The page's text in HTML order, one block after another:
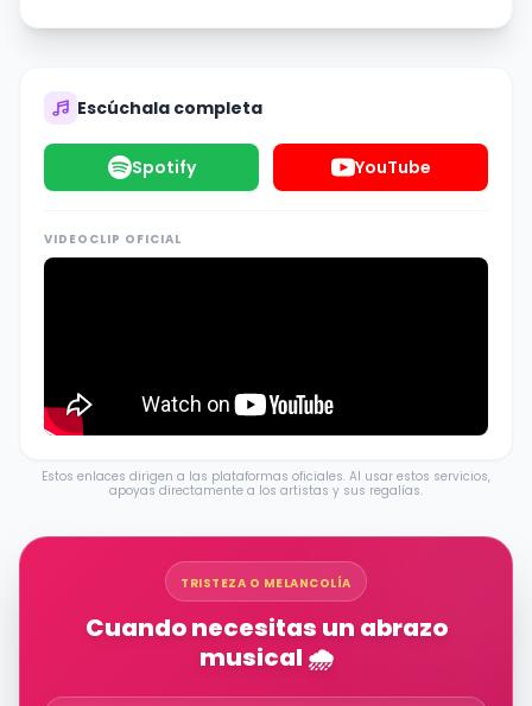
Escúchala completa
Spotify YouTube
VIDEOCLIP OFICIAL
Estos enlaces dirigen a las plataformas oficiales. Al usar estos servicios,
apoyas directamente a los artistas y sus regalías.
TRISTEZA O MELANCOLÍA
Cuando necesitas un abrazo
musical 🌧️